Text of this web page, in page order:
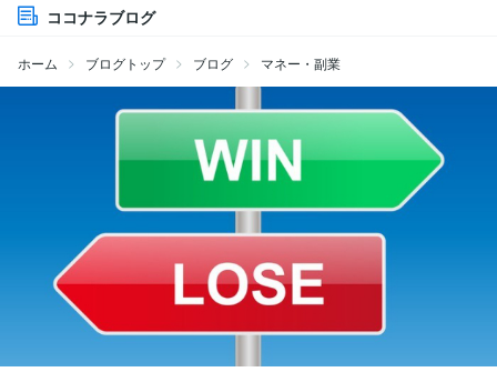
ココナラブログ
ホーム ブログトップ ブログ マネー・副業